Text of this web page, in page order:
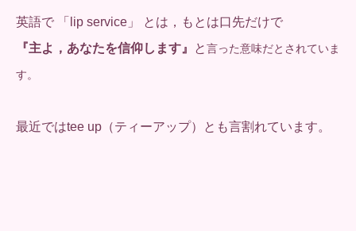
英語で 「lip service」 とは，もとは口先だけで
『主よ，あなたを信仰します』
と言った意味だとされていま
す。
最近ではtee up（ティーアップ）とも言割れています。